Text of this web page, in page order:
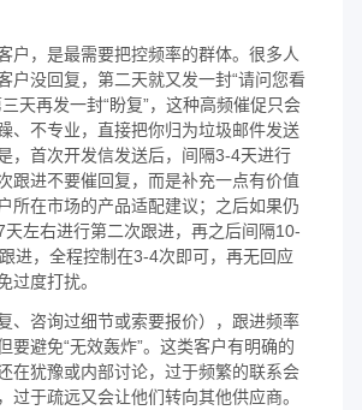
户，是最需要把控频率的群体。很多人
户没回复，第二天就又发一封“请问您看
天再发一封“盼复”，这种高频催促只会
、不专业，直接把你归为垃圾邮件发送
，首次开发信发送后，间隔3-4天进行
跟进不要催回复，而是补充一点有价值
所在市场的产品适配建议；之后如果仍
左右进行第二次跟进，再之后间隔10-
进，全程控制在3-4次即可，再无回应
过度打扰。
、咨询过细节或索要报价），跟进频率
要避免“无效轰炸”。这类客户有明确的
在犹豫或内部讨论，过于频繁的联系会
过于疏远又会让他们转向其他供应商。